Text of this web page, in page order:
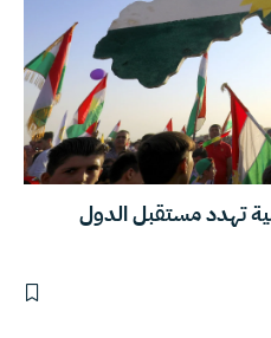
تهدد مستقبل الدول